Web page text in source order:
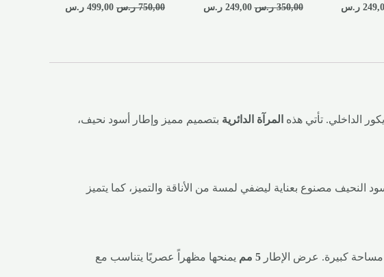
ر.س 350,00 ر.س 249,00 ر.س 750,00 ر.س 499,00 ر.س
الداخلي. تأتي هذه المرآة الدائرية بتصميم مميز وإطار أسود نحيف،
النحيف مصنوع بعناية ليضفي لمسة من الأناقة والتميز، كما يتميز
مساحة كبيرة. عرض الإطار 5 مم
يمنحها مظهراً عصريًا يتناسب مع